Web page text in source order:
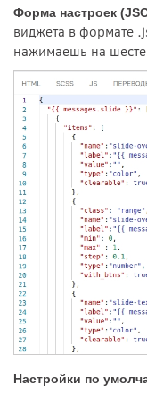
Форма настроек
виджета в формате
нажимаешь на
Настройки по